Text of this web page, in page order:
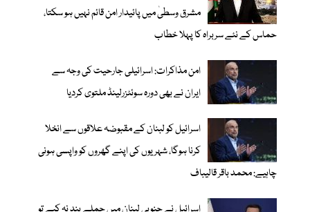
مشرق وسطیٰ میں پائیدار امن قائم نہیں ہو سکتا،
حماس کے نئے سربراہ کا پہلا خطاب
امن مذاکرات: اسرائیلی جارحیت کی وجہ سے
ایران نے بھی دورہ سوئٹزرلینڈ ملتوی کردیا
اسرائیل کو لبنان کے مقبوضہ علاقوں سے انخلا
کرنا ہوگا، شہریوں کی اپنے گھروں کو واپسی ہونی
چاہیے: محمد باقر قالیباف